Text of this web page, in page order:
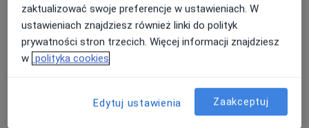
Terapia przeciwbólowa
Szczegóły
+ 16 usług
W jaki sposób ustalane są ceny?
zaktualizować swoje preferencje w ustawieniach. W
ustawieniach znajdziesz również linki do polityk
prywatności stron trzecich. Więcej informacji znajdziesz
w polityka cookies
Edytuj ustawienia Zaakceptuj